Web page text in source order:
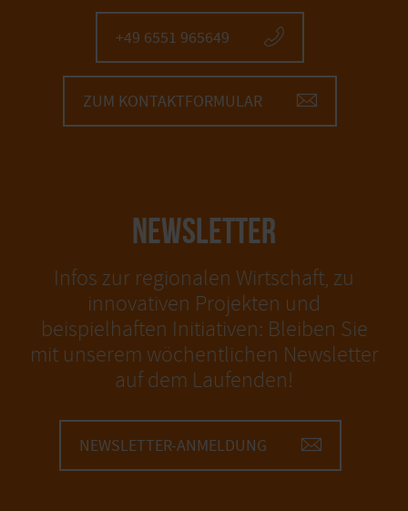
+49 6551 965649
ZUM KONTAKTFORMULAR
NEWSLETTER
Infos zur regionalen Wirtschaft, zu
innovativen Projekten und
beispielhaften Initiativen: Bleiben Sie
mit unserem wöchentlichen Newsletter
auf dem Laufenden!
NEWSLETTER-ANMELDUNG